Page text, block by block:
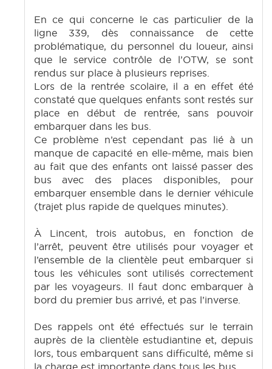
En ce qui concerne le cas particulier de la
ligne 339, dès connaissance de cette
problématique, du personnel du loueur, ainsi
que le service contrôle de l’OTW, se sont
rendus sur place à plusieurs reprises.
Lors de la rentrée scolaire, il a en effet été
constaté que quelques enfants sont restés sur
place en début de rentrée, sans pouvoir
embarquer dans les bus.
Ce problème n’est cependant pas lié à un
manque de capacité en elle-même, mais bien
au fait que des enfants ont laissé passer des
bus avec des places disponibles, pour
embarquer ensemble dans le dernier véhicule
(trajet plus rapide de quelques minutes).
À Lincent, trois autobus, en fonction de
l’arrêt, peuvent être utilisés pour voyager et
l’ensemble de la clientèle peut embarquer si
tous les véhicules sont utilisés correctement
par les voyageurs. Il faut donc embarquer à
bord du premier bus arrivé, et pas l’inverse.
Des rappels ont été effectués sur le terrain
auprès de la clientèle estudiantine et, depuis
lors, tous embarquent sans difficulté, même si